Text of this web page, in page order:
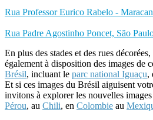
Rua Professor Eurico Rabelo -
Rua Padre Agostinho Poncet, São
En plus des stades et des rues
également à disposition des images de
Brésil, incluant le parc national Iguaçu,
Et si ces images du Brésil aiguisent
invitons à explorer les nouvelles
Pérou, au Chili, en Colombie au